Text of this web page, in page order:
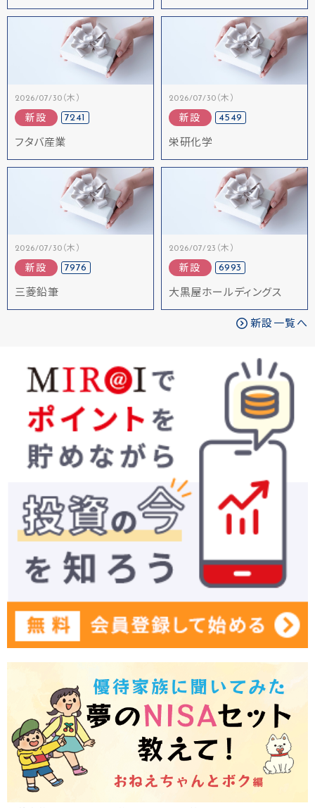
2026/07/30（木）
新設 7241
フタバ産業
2026/07/30（木）
新設 4549
栄研化学
2026/07/30（木）
新設 7976
三菱鉛筆
2026/07/23（木）
新設 6993
大黒屋ホールディングス
新設一覧へ